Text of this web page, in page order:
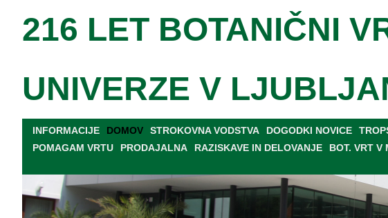
216 LET BOTANIČNI
UNIVERZE V
INFORMACIJE DOMOV STROKOVNA VODSTVA DOGODKI NOVICE
POMAGAM VRTU
PRODAJALNA RAZISKAVE IN DELOVANJE BOT. VRT V